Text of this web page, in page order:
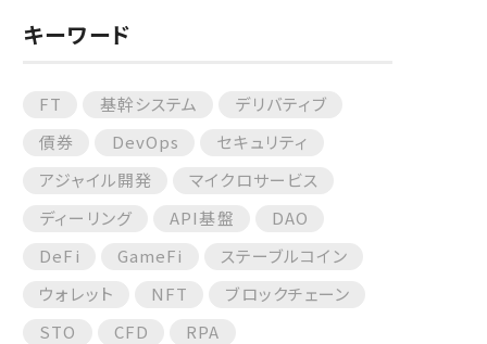
キーワード
FT 基幹システム
デリバティブ
債券
DevOps
セキュリティ
アジャイル開発
マイクロサービス
ディーリング
API基盤
DAO
DeFi
GameFi
ステーブルコイン
ウォレット
NFT
ブロックチェーン
STO
CFD
RPA